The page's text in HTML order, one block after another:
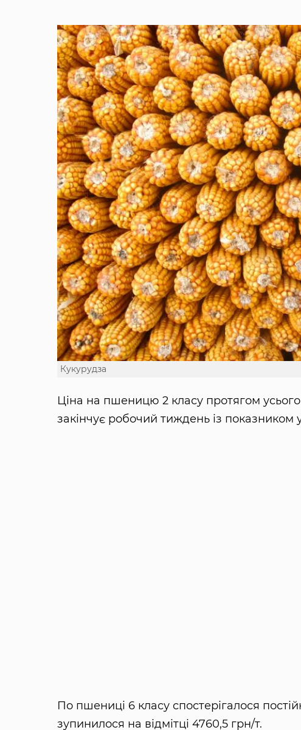
Кукурудза
Ціна на пшеницю 2 класу протягом
закінчує робочий тиждень із показником у
По пшениці 6 класу спостерігалося
зупинилося на відмітці 4760,5 грн/т.